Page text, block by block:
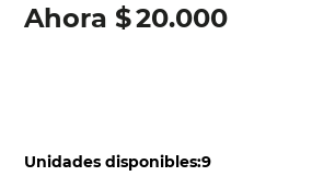
$20.000
Unidades disponibles:9